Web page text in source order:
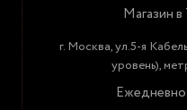
Магазин
г. Москва, ул.5-я
уровень),